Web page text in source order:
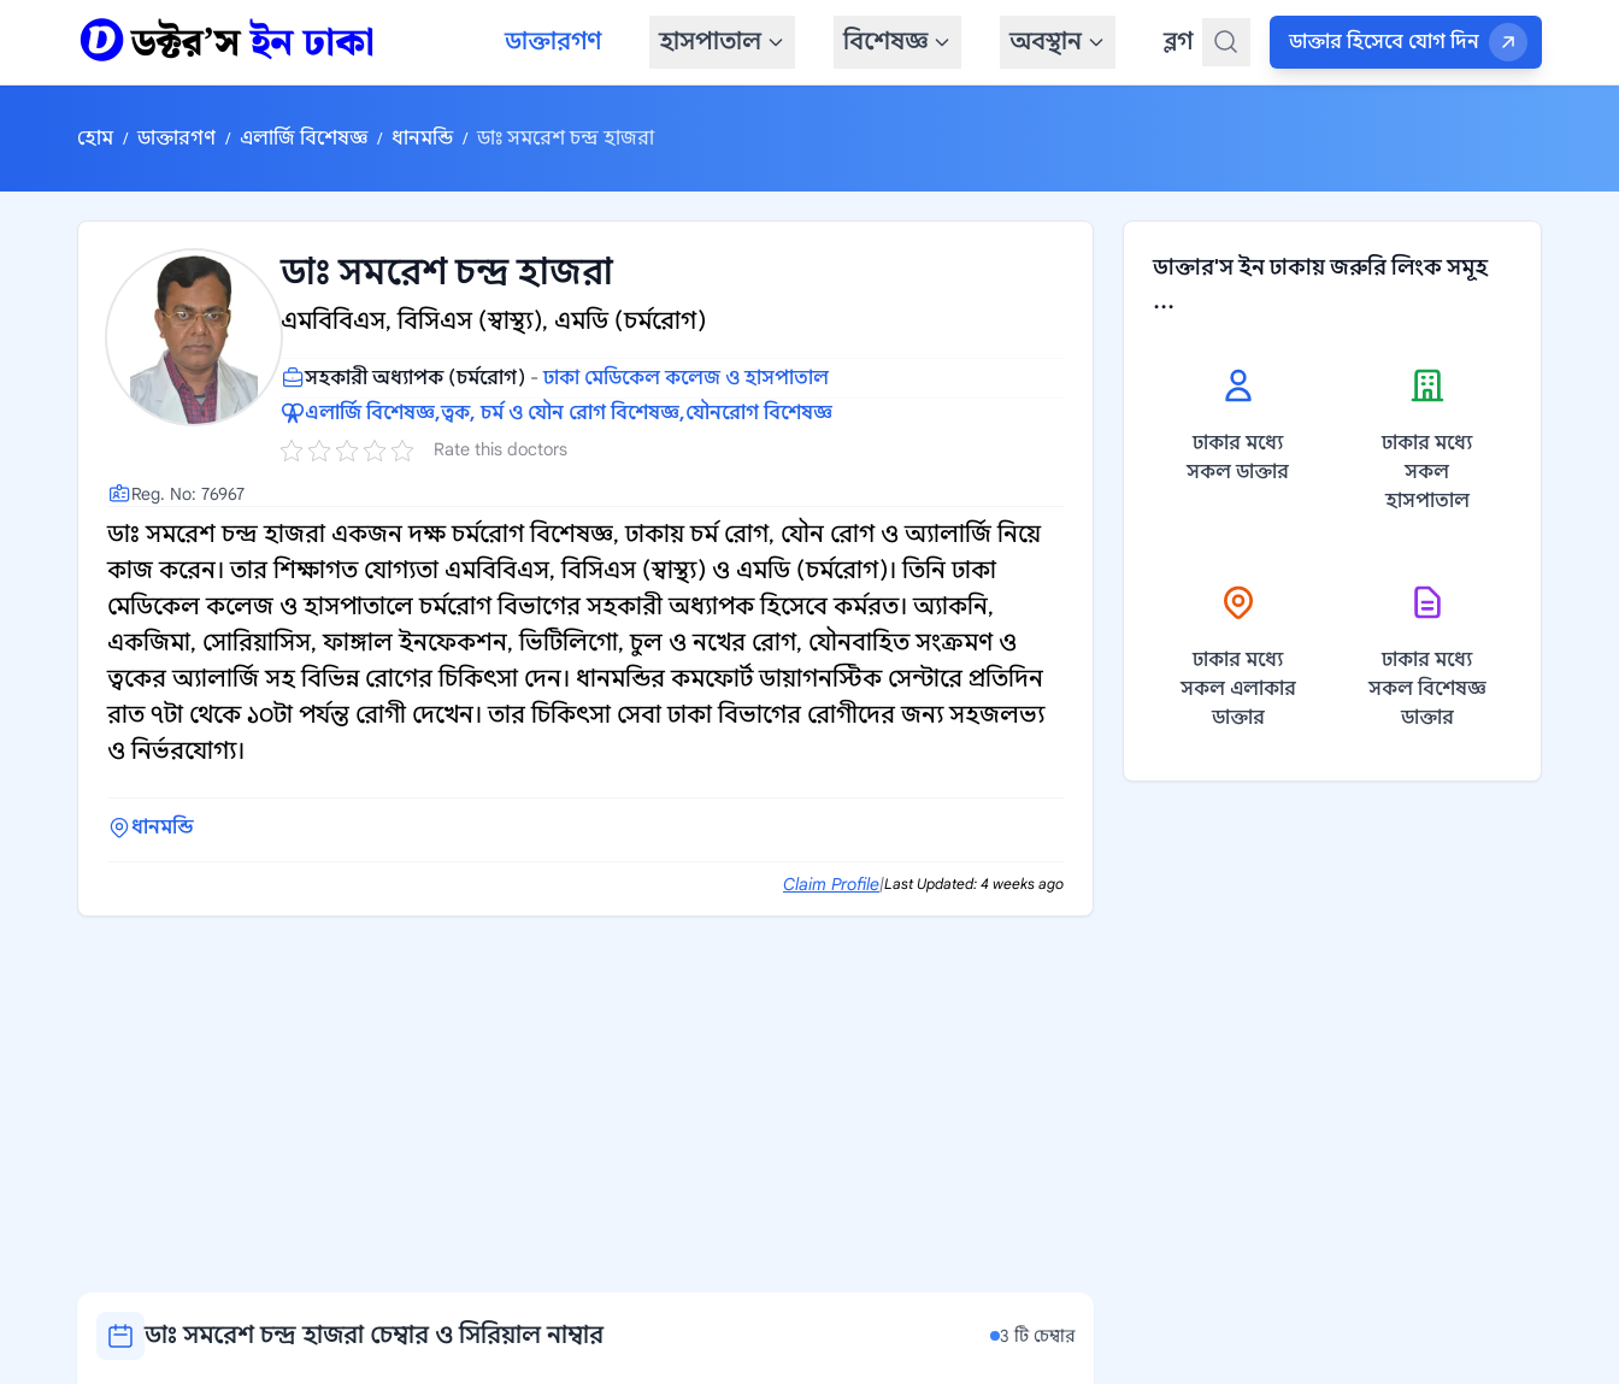
ডাক্তারগণ হাসপাতাল বিশেষজ্ঞ অবস্থান ব্লগ ডাক্তার হিসেবে যোগ দিন
হোম / ডাক্তারগণ / এলার্জি বিশেষজ্ঞ / ধানমন্ডি / ডাঃ সমরেশ চন্দ্র হাজরা
ডাঃ সমরেশ চন্দ্র হাজরা
এমবিবিএস, বিসিএস (স্বাস্থ্য), এমডি (চর্মরোগ)
সহকারী অধ্যাপক (চর্মরোগ) -ঢাকা মেডিকেল কলেজ ও হাসপাতাল
এলার্জি বিশেষজ্ঞ,ত্বক, চর্ম ও যৌন রোগ বিশেষজ্ঞ,যৌনরোগ বিশেষজ্ঞ
Rate this doctors
Reg. No: 76967
ডাঃ সমরেশ চন্দ্র হাজরা একজন দক্ষ চর্মরোগ বিশেষজ্ঞ, ঢাকায় চর্ম রোগ, যৌন রোগ ও অ্যালার্জি নিয়ে
কাজ করেন। তার শিক্ষাগত যোগ্যতা এমবিবিএস, বিসিএস (স্বাস্থ্য) ও এমডি (চর্মরোগ)। তিনি ঢাকা
মেডিকেল কলেজ ও হাসপাতালে চর্মরোগ বিভাগের সহকারী অধ্যাপক হিসেবে কর্মরত। অ্যাকনি,
একজিমা, সোরিয়াসিস, ফাঙ্গাল ইনফেকশন, ভিটিলিগো, চুল ও নখের রোগ, যৌনবাহিত সংক্রমণ ও
ত্বকের অ্যালার্জি সহ বিভিন্ন রোগের চিকিৎসা দেন। ধানমন্ডির কমফোর্ট ডায়াগনস্টিক সেন্টারে প্রতিদিন
রাত ৭টা থেকে ১০টা পর্যন্ত রোগী দেখেন। তার চিকিৎসা সেবা ঢাকা বিভাগের রোগীদের জন্য সহজলভ্য
ও নির্ভরযোগ্য।
ধানমন্ডি
Claim Profile|Last Updated: 4 weeks ago
ডাঃ সমরেশ চন্দ্র হাজরা চেম্বার ও সিরিয়াল নাম্বার 3 টি চেম্বার
ডাক্তার'স ইন ঢাকায় জরুরি লিংক সমূহ
...
ঢাকার মধ্যে
সকল ডাক্তার
ঢাকার মধ্যে
সকল
হাসপাতাল
ঢাকার মধ্যে
সকল এলাকার
ডাক্তার
ঢাকার মধ্যে
সকল বিশেষজ্ঞ
ডাক্তার